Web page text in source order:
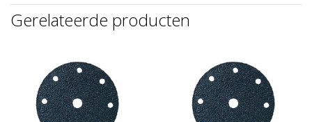
Gerelateerde producten